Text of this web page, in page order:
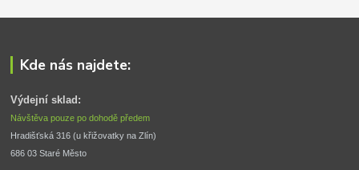
Kde nás najdete:
Výdejní sklad:
Návštěva pouze po dohodě předem
Hradišťská 316 (u křižovatky na Zlín)
686 03 Staré Město